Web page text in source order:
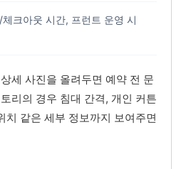
체크아웃 시간, 프런트 운영 시
세 사진을 올려두면 예약 전 문
리의 경우 침대 간격, 개인 커튼
치 같은 세부 정보까지 보여주면